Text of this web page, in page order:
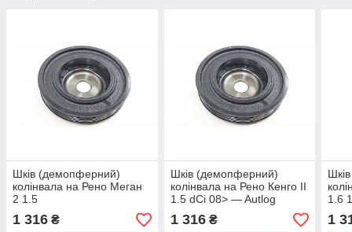
Шків (демопферний)
колінвала на Рено Меган
2 1.5
dC/1.6i16v/1.4i16v/1.4i —
Autlog (Польща) RT1534
1 316 ₴
Шків (демопферний)
колінвала на Рено Кенго II
1.5 dCi 08> — Autlog
(Польща) RT1534
1 316₴
1.6
1